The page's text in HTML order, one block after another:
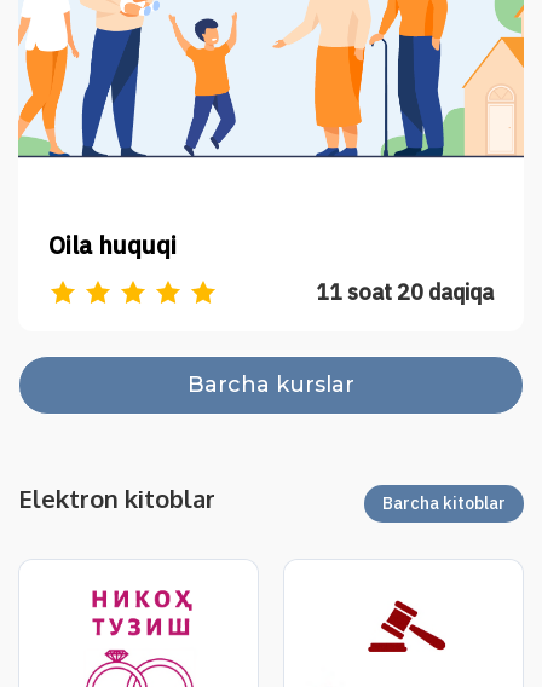
Oila huquqi
11 soat 20 daqiqa
Barcha kurslar
Elektron kitoblar Barcha kitoblar